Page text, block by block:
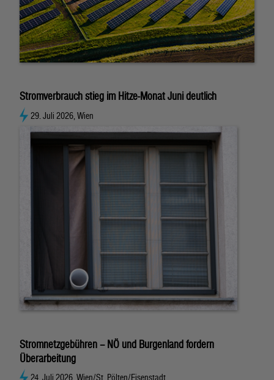
Stromverbrauch stieg im Hitze-Monat Juni deutlich
29. Juli 2026, Wien
Stromnetzgebühren – NÖ und Burgenland fordern
Überarbeitung
24. Juli 2026, Wien/St. Pölten/Eisenstadt